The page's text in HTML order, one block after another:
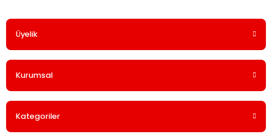
Üyelik
Kurumsal
Kategoriler